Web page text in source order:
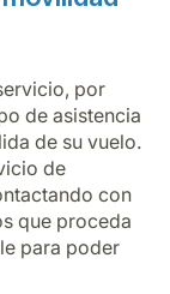
por
de asistencia
de su vuelo.
de
con
que proceda
para poder